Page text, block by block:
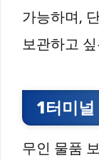
가능하며,
보관하고
1터미
무인 물품